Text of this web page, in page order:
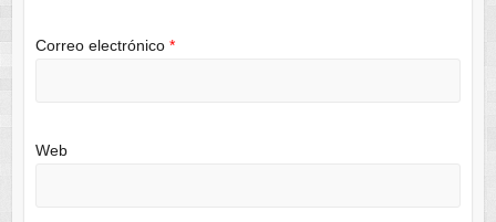
Correo electrónico *
Web